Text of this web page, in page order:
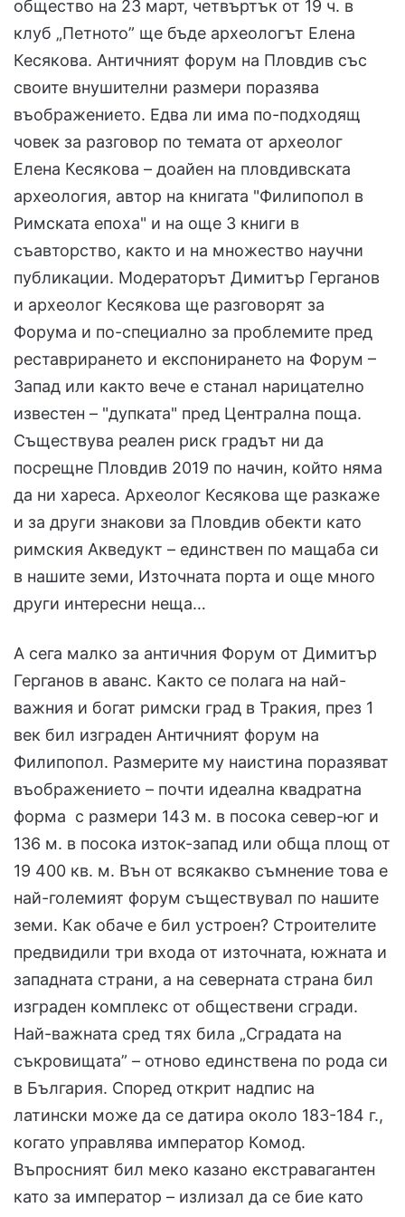
общество на 23 март, четвъртък от 19 ч. в
клуб „Петното” ще бъде археологът Елена
Кесякова. Античният форум на Пловдив със
своите внушителни размери поразява
въображението. Едва ли има по-подходящ
човек за разговор по темата от археолог
Елена Кесякова – доайен на пловдивската
археология, автор на книгата "Филипопол в
Римската епоха" и на още 3 книги в
съавторство, както и на множество научни
публикации. Модераторът Димитър Герганов
и археолог Кесякова ще разговорят за
Форума и по-специално за проблемите пред
реставрирането и експонирането на Форум –
Запад или както вече е станал нарицателно
известен – "дупката" пред Централна поща.
Съществува реален риск градът ни да
посрещне Пловдив 2019 по начин, който няма
да ни хареса. Археолог Кесякова ще разкаже
и за други знакови за Пловдив обекти като
римския Акведукт – единствен по мащаба си
в нашите земи, Източната порта и още много
други интересни неща…
А сега малко за античния Форум от Димитър
Герганов в аванс. Както се полага на най-
важния и богат римски град в Тракия, през 1
век бил изграден Античният форум на
Филипопол. Размерите му наистина поразяват
въображението – почти идеална квадратна
форма с размери 143 м. в посока север-юг и
136 м. в посока изток-запад или обща площ от
19 400 кв. м. Вън от всякакво съмнение това е
най-големият форум съществувал по нашите
земи. Как обаче е бил устроен? Строителите
предвидили три входа от източната, южната и
западната страни, а на северната страна бил
изграден комплекс от обществени сгради.
Най-важната сред тях била „Сградата на
съкровищата” – отново единствена по рода си
в България. Според открит надпис на
латински може да се датира около 183-184 г.,
когато управлява император Комод.
Въпросният бил меко казано екстравагантен
като за император – излизал да се бие като